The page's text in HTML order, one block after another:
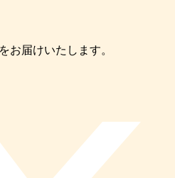
お届けいたします。